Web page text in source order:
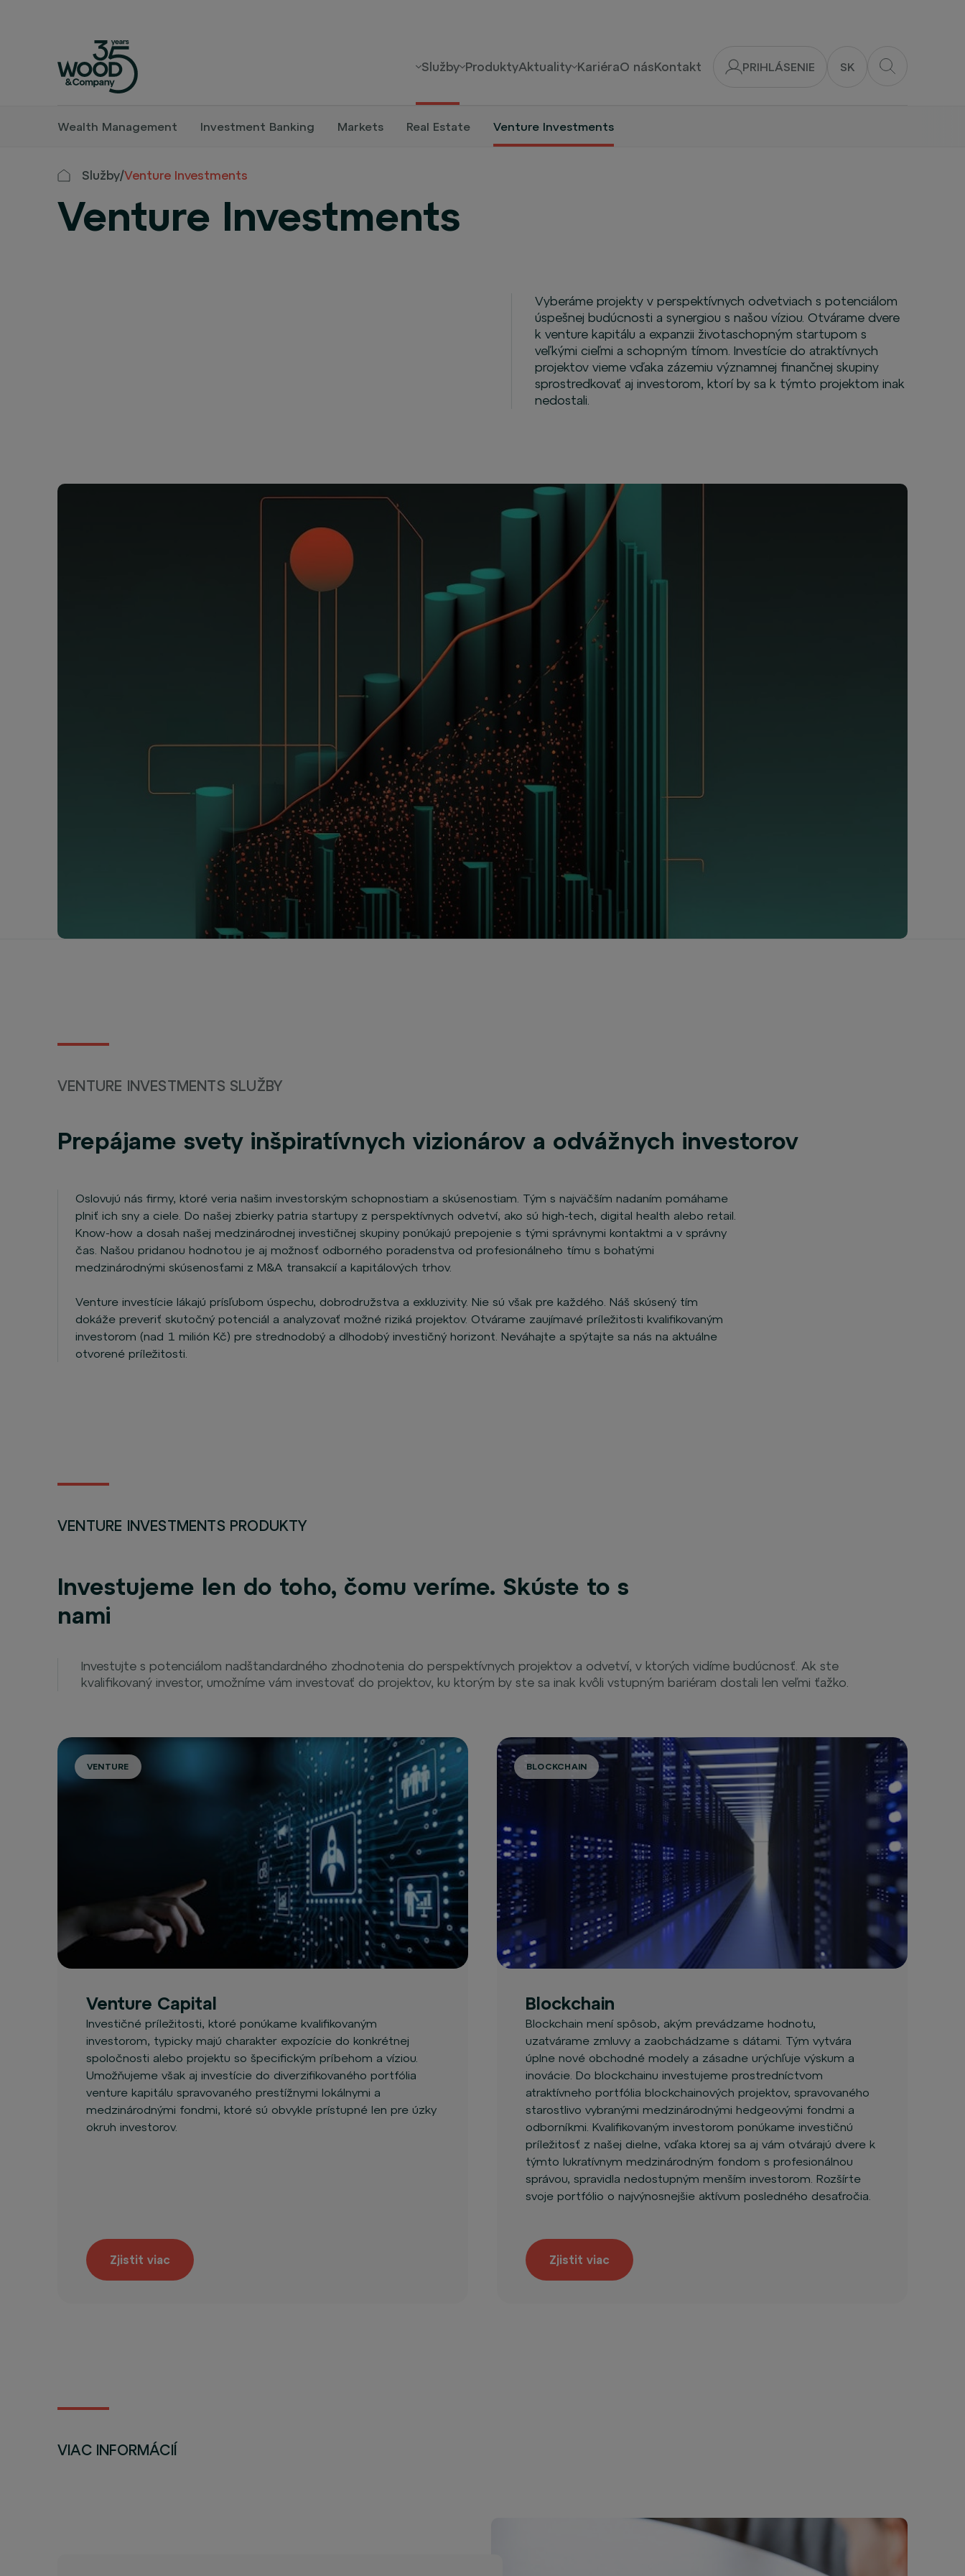
PRIHLÁSENIE SK
Služby ProduktyAktuality KariéraO násKontakt
Wealth Management Investment Banking Markets Real Estate Venture Investments
Služby/Venture Investments
Venture Investments
Vyberáme projekty v perspektívnych odvetviach s potenciálom
úspešnej budúcnosti a synergiou s našou víziou. Otvárame dvere
k venture kapitálu a expanzii životaschopným startupom s
veľkými cieľmi a schopným tímom. Investície do atraktívnych
projektov vieme vďaka zázemiu významnej finančnej skupiny
sprostredkovať aj investorom, ktorí by sa k týmto projektom inak
nedostali.
VENTURE INVESTMENTS SLUŽBY
Prepájame svety inšpiratívnych vizionárov a odvážnych investorov
Oslovujú nás firmy, ktoré veria našim investorským schopnostiam a skúsenostiam. Tým s najväčším nadaním pomáhame
plniť ich sny a ciele. Do našej zbierky patria startupy z perspektívnych odvetví, ako sú high-tech, digital health alebo retail.
Know-how a dosah našej medzinárodnej investičnej skupiny ponúkajú prepojenie s tými správnymi kontaktmi a v správny
čas. Našou pridanou hodnotou je aj možnosť odborného poradenstva od profesionálneho tímu s bohatými
medzinárodnými skúsenosťami z M&A transakcií a kapitálových trhov.
Venture investície lákajú prísľubom úspechu, dobrodružstva a exkluzivity. Nie sú však pre každého. Náš skúsený tím
dokáže preveriť skutočný potenciál a analyzovať možné riziká projektov. Otvárame zaujímavé príležitosti kvalifikovaným
investorom (nad 1 milión Kč) pre strednodobý a dlhodobý investičný horizont. Neváhajte a spýtajte sa nás na aktuálne
otvorené príležitosti.
VENTURE INVESTMENTS PRODUKTY
Investujeme len do toho, čomu veríme. Skúste to s
nami
Investujte s potenciálom nadštandardného zhodnotenia do perspektívnych projektov a odvetví, v ktorých vidíme budúcnosť. Ak ste
kvalifikovaný investor, umožníme vám investovať do projektov, ku ktorým by ste sa inak kvôli vstupným bariéram dostali len veľmi ťažko.
VENTURE
Venture Capital
Investičné príležitosti, ktoré ponúkame kvalifikovaným
investorom, typicky majú charakter expozície do konkrétnej
spoločnosti alebo projektu so špecifickým príbehom a víziou.
Umožňujeme však aj investície do diverzifikovaného portfólia
venture kapitálu spravovaného prestížnymi lokálnymi a
medzinárodnými fondmi, ktoré sú obvykle prístupné len pre úzky
okruh investorov.
Zjistit viac
BLOCKCHAIN
Blockchain
Blockchain mení spôsob, akým prevádzame hodnotu,
uzatvárame zmluvy a zaobchádzame s dátami. Tým vytvára
úplne nové obchodné modely a zásadne urýchľuje výskum a
inovácie. Do blockchainu investujeme prostredníctvom
atraktívneho portfólia blockchainových projektov, spravovaného
starostlivo vybranými medzinárodnými hedgeovými fondmi a
odborníkmi. Kvalifikovaným investorom ponúkame investičnú
príležitosť z našej dielne, vďaka ktorej sa aj vám otvárajú dvere k
týmto lukratívnym medzinárodným fondom s profesionálnou
správou, spravidla nedostupným menším investorom. Rozšírte
svoje portfólio o najvýnosnejšie aktívum posledného desaťročia.
Zjistit viac
VIAC INFORMÁCIÍ